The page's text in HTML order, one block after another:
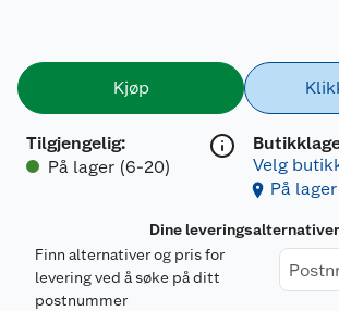
Kjøp
Tilgjengelig:
På lager (6-20)
Velg
På
Dine leveringsalternativer
Finn alternativer og pris for
levering ved å søke på ditt
postnummer